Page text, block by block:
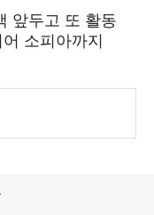
앞두고 또 활동
소피아까지